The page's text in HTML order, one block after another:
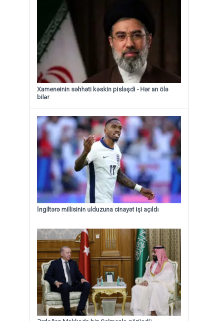
Xameneinin səhhəti kəskin pisləşdi - Hər an ölə
bilər
İngiltərə millisinin ulduzuna cinayət işi açıldı